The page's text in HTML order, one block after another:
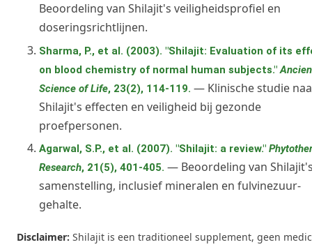
Beoordeling van Shilajit's veiligheidsprofiel en
doseringsrichtlijnen.
Sharma, P., et al. (2003). "Shilajit: Evaluation of its
on blood chemistry of normal human subjects."
Science of Life, 23(2), 114-119. — Klinische studie
Shilajit's effecten en veiligheid bij gezonde
proefpersonen.
Agarwal, S.P., et al. (2007). "Shilajit: a review."
Research, 21(5), 401-405. — Beoordeling van
samenstelling, inclusief mineralen en fulvinezuur-
gehalte.
Disclaimer: Shilajit is een traditioneel supplement, geen